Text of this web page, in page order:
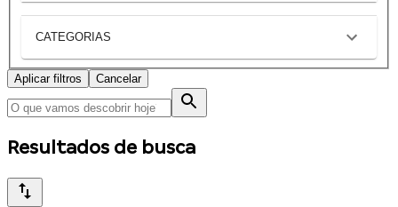
CATEGORIAS
Aplicar filtros Cancelar
Resultados de busca